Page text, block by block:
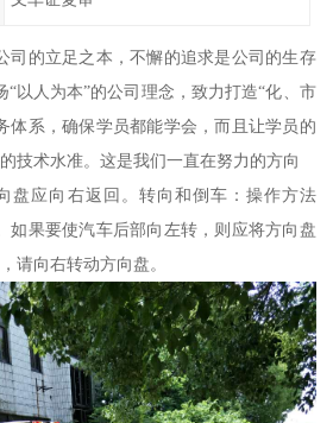
司的立足之本，不懈的追求是公司的生存
“以人为本”的公司理念，致力打造“化、市
体系，确保学员都能学会，而且让学员的
技术水准。这是我们一直在努力的方向
盘应向右返回。转向和倒车：操作方法
如果要使汽车后部向左转，则应将方向盘
请向右转动方向盘。